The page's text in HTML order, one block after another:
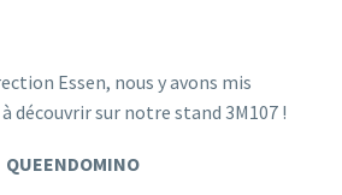
Essen, nous y avons mis
découvrir sur notre stand 3M107 !
QUEENDOMINO